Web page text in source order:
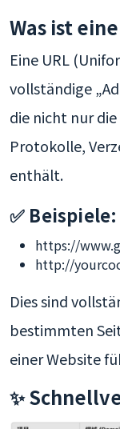
Was ist
Eine URL
vollständige
die nicht nur
Protokolle,
enthält.
✅ Beispiele:
https://
http://
Dies sind
bestimmten
einer Website
✨